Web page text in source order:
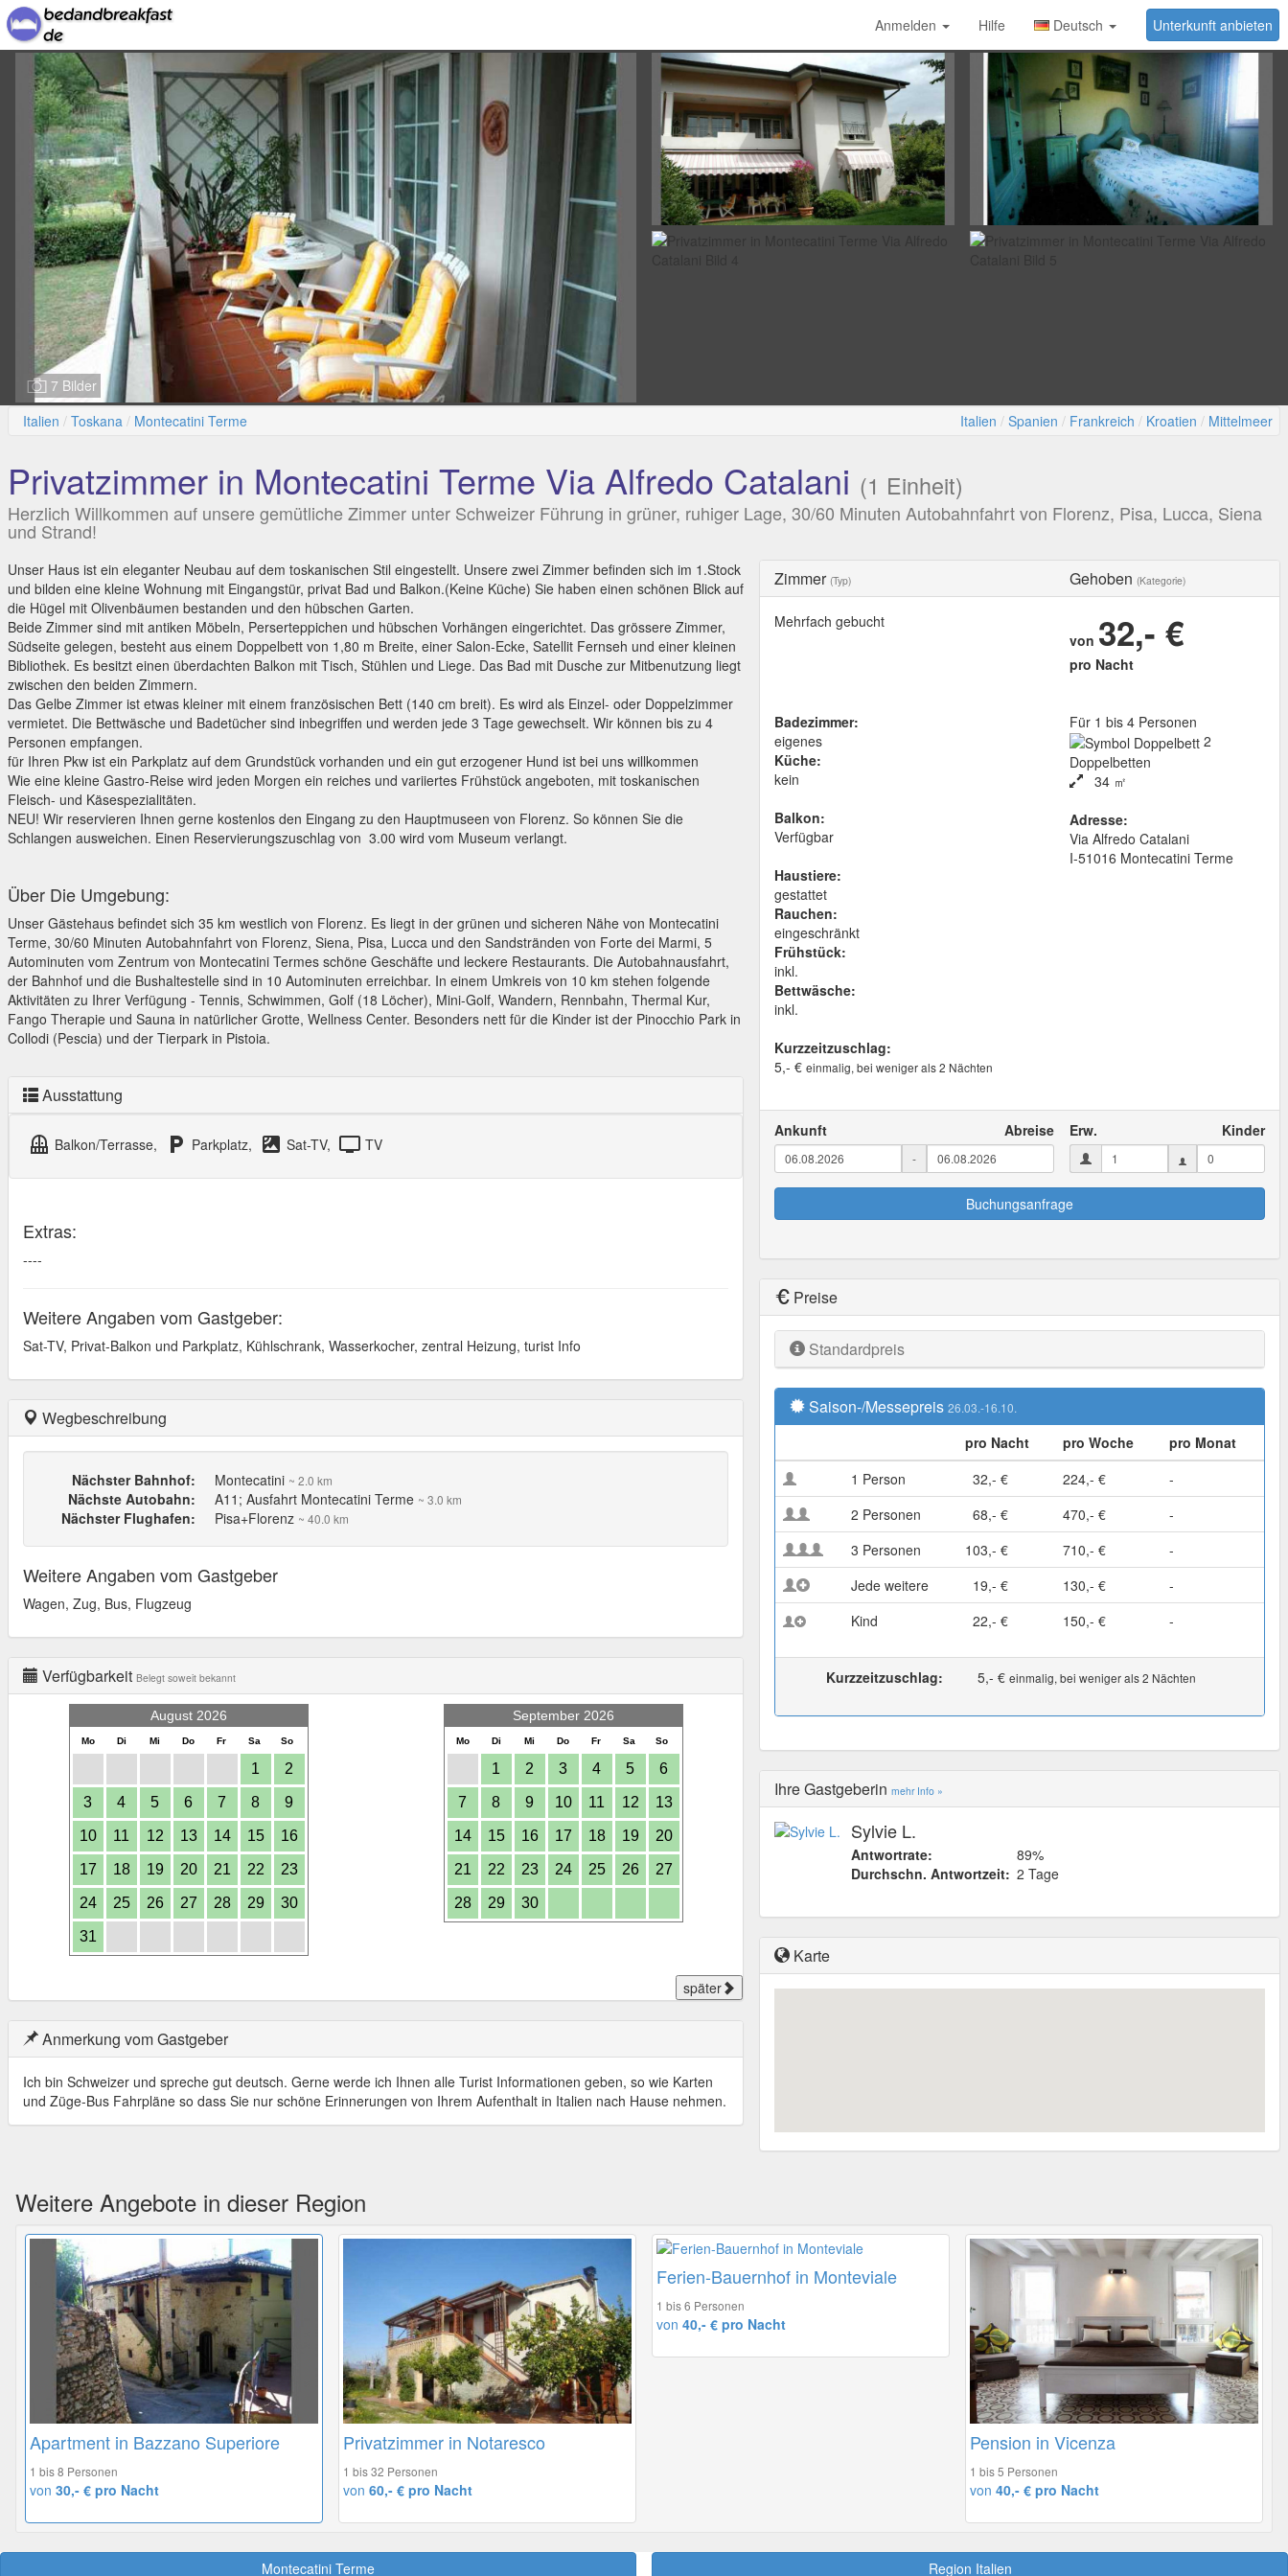
Unterkunft anbieten
Anmelden Hilfe Deutsch
7 Bilder
Italien
Toskana Montecatini Terme Italien Spanien Frankreich Kroatien Mittelmeer
Privatzimmer in Montecatini Terme Via Alfredo Catalani (1 Einheit)
Herzlich Willkommen auf unsere gemütliche Zimmer unter Schweizer Führung in grüner, ruhiger Lage, 30/60 Minuten Autobahnfahrt von Florenz, Pisa, Lucca, Siena
und Strand!
Zimmer (Typ) Gehoben (Kategorie)
Mehrfach gebucht
von 32,- €
pro Nacht
Badezimmer:
eigenes
Küche:
kein
Balkon:
Verfügbar
Haustiere:
gestattet
Rauchen:
eingeschränkt
Frühstück:
inkl.
Bettwäsche:
inkl.
Kurzzeitzuschlag:
5,- € einmalig, bei weniger als 2 Nächten
Für 1 bis 4 Personen
2
Doppelbetten
34 ㎡
Adresse:
Via Alfredo Catalani
I-51016 Montecatini Terme
Ankunft Abreise
-
Erw. Kinder
Buchungsanfrage
Preise
Standardpreis
Saison-/Messepreis 26.03.-16.10.
pro Nacht pro Woche
pro Monat
1 Person
32,- € 224,- €
-
2 Personen
68,- € 470,- €
-
3 Personen
103,- € 710,- €
-
Jede weitere
19,- € 130,- €
-
Kind
22,- € 150,- € -
Kurzzeitzuschlag: 5,- € einmalig, bei weniger als 2 Nächten
Ihre Gastgeberin mehr Info »
Sylvie L.
Antwortrate:
89%
Durchschn. Antwortzeit: 2 Tage
Karte
Unser Haus ist ein eleganter Neubau auf dem toskanischen Stil eingestellt. Unsere zwei Zimmer befinden sich im 1.Stock
und bilden eine kleine Wohnung mit Eingangstür, privat Bad und Balkon.(Keine Küche) Sie haben einen schönen Blick auf
die Hügel mit Olivenbäumen bestanden und den hübschen Garten.
Beide Zimmer sind mit antiken Möbeln, Perserteppichen und hübschen Vorhängen eingerichtet. Das grössere Zimmer,
Südseite gelegen, besteht aus einem Doppelbett von 1,80 m Breite, einer Salon-Ecke, Satellit Fernseh und einer kleinen
Bibliothek. Es besitzt einen überdachten Balkon mit Tisch, Stühlen und Liege. Das Bad mit Dusche zur Mitbenutzung liegt
zwischen den beiden Zimmern.
Das Gelbe Zimmer ist etwas kleiner mit einem französischen Bett (140 cm breit). Es wird als Einzel- oder Doppelzimmer
vermietet. Die Bettwäsche und Badetücher sind inbegriffen und werden jede 3 Tage gewechselt. Wir können bis zu 4
Personen empfangen.
für Ihren Pkw ist ein Parkplatz auf dem Grundstück vorhanden und ein gut erzogener Hund ist bei uns willkommen
Wie eine kleine Gastro-Reise wird jeden Morgen ein reiches und variiertes Frühstück angeboten, mit toskanischen
Fleisch- und Käsespezialitäten.
NEU! Wir reservieren Ihnen gerne kostenlos den Eingang zu den Hauptmuseen von Florenz. So können Sie die
Schlangen ausweichen. Einen Reservierungszuschlag von  3.00 wird vom Museum verlangt.
Über Die Umgebung:
Unser Gästehaus befindet sich 35 km westlich von Florenz. Es liegt in der grünen und sicheren Nähe von Montecatini
Terme, 30/60 Minuten Autobahnfahrt von Florenz, Siena, Pisa, Lucca und den Sandstränden von Forte dei Marmi, 5
Autominuten vom Zentrum von Montecatini Termes schöne Geschäfte und leckere Restaurants. Die Autobahnausfahrt,
der Bahnhof und die Bushaltestelle sind in 10 Autominuten erreichbar. In einem Umkreis von 10 km stehen folgende
Aktivitäten zu Ihrer Verfügung - Tennis, Schwimmen, Golf (18 Löcher), Mini-Golf, Wandern, Rennbahn, Thermal Kur,
Fango Therapie und Sauna in natürlicher Grotte, Wellness Center. Besonders nett für die Kinder ist der Pinocchio Park in
Collodi (Pescia) und der Tierpark in Pistoia.
Ausstattung
balcony Balkon/Terrasse, local_parking Parkplatz, satellite Sat-TV, tv TV
Extras:
----
Weitere Angaben vom Gastgeber:
Sat-TV, Privat-Balkon und Parkplatz, Kühlschrank, Wasserkocher, zentral Heizung, turist Info
Wegbeschreibung
Nächster Bahnhof: Montecatini ~ 2.0 km
Nächste Autobahn: A11; Ausfahrt Montecatini Terme ~ 3.0 km
Nächster Flughafen: Pisa+Florenz ~ 40.0 km
Weitere Angaben vom Gastgeber
Wagen, Zug, Bus, Flugzeug
Verfügbarkeit Belegt soweit bekannt
August 2026
Mo Di Mi Do Fr Sa So
1 2
3 4 5 6 7 8 9
10 11 12 13 14 15 16
17 18 19 20 21 22 23
24 25 26 27 28 29 30
31
September 2026
Mo Di Mi Do Fr Sa So
1 2 3 4 5 6
7 8 9 10 11 12 13
14 15 16 17 18 19 20
21 22 23 24 25 26 27
28 29 30
später
Anmerkung vom Gastgeber
Ich bin Schweizer und spreche gut deutsch. Gerne werde ich Ihnen alle Turist Informationen geben, so wie Karten
und Züge-Bus Fahrpläne so dass Sie nur schöne Erinnerungen von Ihrem Aufenthalt in Italien nach Hause nehmen.
Weitere Angebote in dieser Region
Apartment in Bazzano Superiore
1 bis 8 Personen
von 30,- € pro Nacht
Privatzimmer in Notaresco
1 bis 32 Personen
von 60,- € pro Nacht
Ferien-Bauernhof in Monteviale
1 bis 6 Personen
von 40,- € pro Nacht
Pension in Vicenza
1 bis 5 Personen
von 40,- € pro Nacht
Montecatini Terme Region Italien